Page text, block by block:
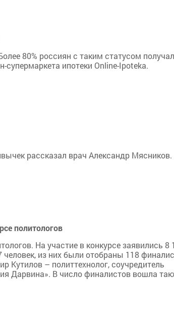
80% россиян с таким статусом
супермаркета ипотеки Online-Ipoteka.
рассказал врач Александр Мясников.
политологов
На участие в конкурсе заявились 8
из них были отобраны 118
Кутилов – политтехнолог, соучредитель
Дарвина». В число финалистов вошла